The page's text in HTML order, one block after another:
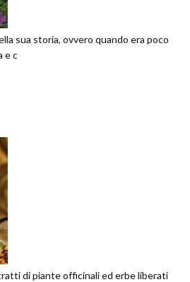
sua storia, ovvero quando era poco
e c
di piante officinali ed erbe liberati